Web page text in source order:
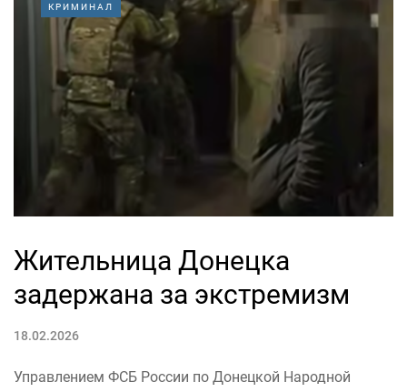
КРИМИНАЛ
Жительница Донецка
задержана за экстремизм
18.02.2026
Управлением ФСБ России по Донецкой Народной